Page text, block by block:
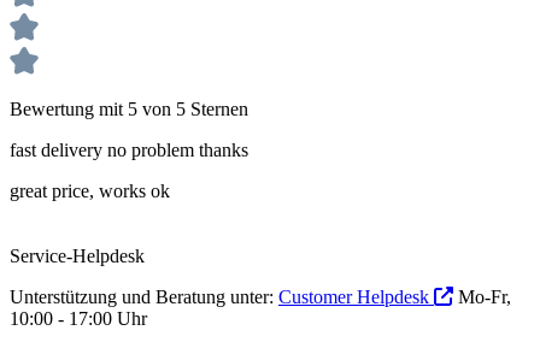
Bewertung mit 5 von 5 Sternen
fast delivery no problem thanks
great price, works ok
Service-Helpdesk
Unterstützung und Beratung unter: Customer Helpdesk
Mo-Fr,
10:00 - 17:00 Uhr